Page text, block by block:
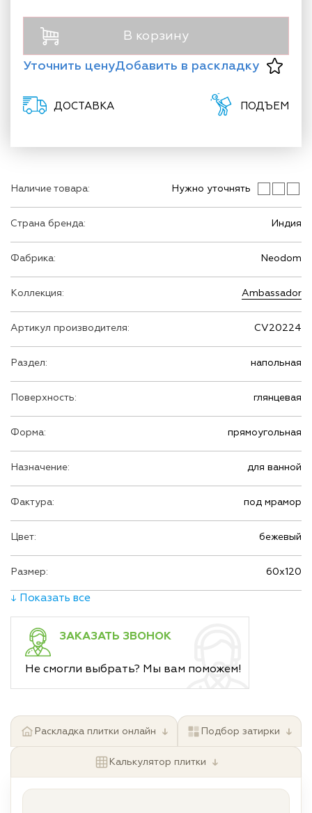
Наличие товара: Нужно уточнять
Страна бренда: Индия
Фабрика: Neodom
Коллекция: Ambassador
Артикул производителя: CV20224
Раздел: напольная
Поверхность: глянцевая
Форма: прямоугольная
Назначение: для ванной
Фактура: под мрамор
Цвет: бежевый
Размер: 60х120
↓ Показать все
ЗАКАЗАТЬ ЗВОНОК
Не смогли выбрать? Мы вам поможем!
В корзину
Уточнить ценуДобавить в раскладку
ДОСТАВКА ПОДЪЕМ
Раскладка плитки онлайн ↓ Подбор затирки ↓
Калькулятор плитки ↓